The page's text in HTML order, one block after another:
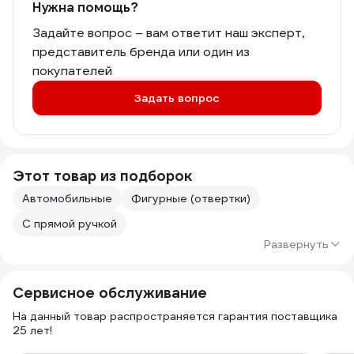
Нужна помощь?
Задайте вопрос – вам ответит наш эксперт,
представитель бренда или один из
покупателей
Задать вопрос
Этот товар из подборок
Автомобильные
Фигурные (отвертки)
С прямой ручкой
Развернуть
Сервисное обслуживание
На данный товар распространяется гарантия поставщика
25 лет!